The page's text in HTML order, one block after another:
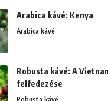
Arabica kávé: Kenya
Arabica kávé
Robusta kávé: A
felfedezése